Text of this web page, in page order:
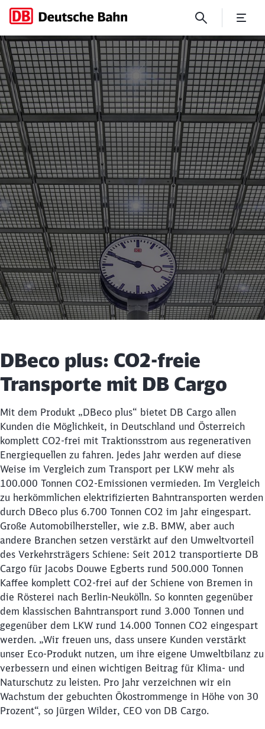
DBeco plus: CO2-freie
DBeco plus: CO2-freie
Transporte mit DB Cargo
Mit dem Produkt „DBeco plus“ bietet DB Cargo allen
Kunden die Möglichkeit, in Deutschland und Österreich
komplett CO2-frei mit Traktionsstrom aus regenerativen
Energiequellen zu fahren. Jedes Jahr werden auf diese
Weise im Vergleich zum Transport per LKW mehr als
100.000 Tonnen CO2-Emissionen vermieden. Im Vergleich
zu herkömmlichen elektrifizierten Bahntransporten werden
durch DBeco plus 6.700 Tonnen CO2 im Jahr eingespart.
Große Automobilhersteller, wie z.B. BMW, aber auch
andere Branchen setzen verstärkt auf den Umweltvorteil
des Verkehrsträgers Schiene: Seit 2012 transportierte DB
Cargo für Jacobs Douwe Egberts rund 500.000 Tonnen
Kaffee komplett CO2-frei auf der Schiene von Bremen in
die Rösterei nach Berlin-Neukölln. So konnten gegenüber
dem klassischen Bahntransport rund 3.000 Tonnen und
gegenüber dem LKW rund 14.000 Tonnen CO2 eingespart
werden. „Wir freuen uns, dass unsere Kunden verstärkt
unser Eco-Produkt nutzen, um ihre eigene Umweltbilanz zu
verbessern und einen wichtigen Beitrag für Klima- und
Naturschutz zu leisten. Pro Jahr verzeichnen wir ein
Wachstum der gebuchten Ökostrommenge in Höhe von 30
Prozent“, so Jürgen Wilder, CEO von DB Cargo.
Schließen
Möchten Sie zuweitergeleitet
werden?
Abbrechen Weiter